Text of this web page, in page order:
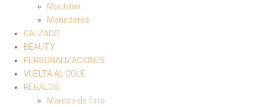
Mochilas
Monederos
CALZADO
BEAUTY
PERSONALIZACIONES
VUELTA AL COLE
REGALOS
Marcos de foto